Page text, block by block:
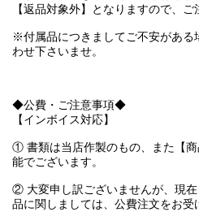
【返品対象外】となりますので、ご
※付属品につきましてご不安がある
わせ下さいませ。
◆公費・ご注意事項◆
【インボイス対応】
① 書類は当店作製のもの、また【
能でございます。
② 大変申し訳ございませんが、現
品に関しましては、公費注文をお受